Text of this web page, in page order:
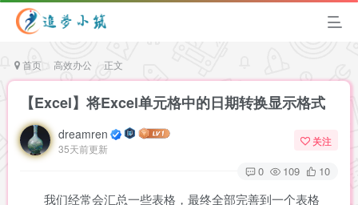
首页 高效办公 正文
【Excel】将Excel单元格中的日期转换显示格式
dreamren
35天前更新
关注
0 109 10
我们经常会汇总一些表格，最终全部完善到一个表格